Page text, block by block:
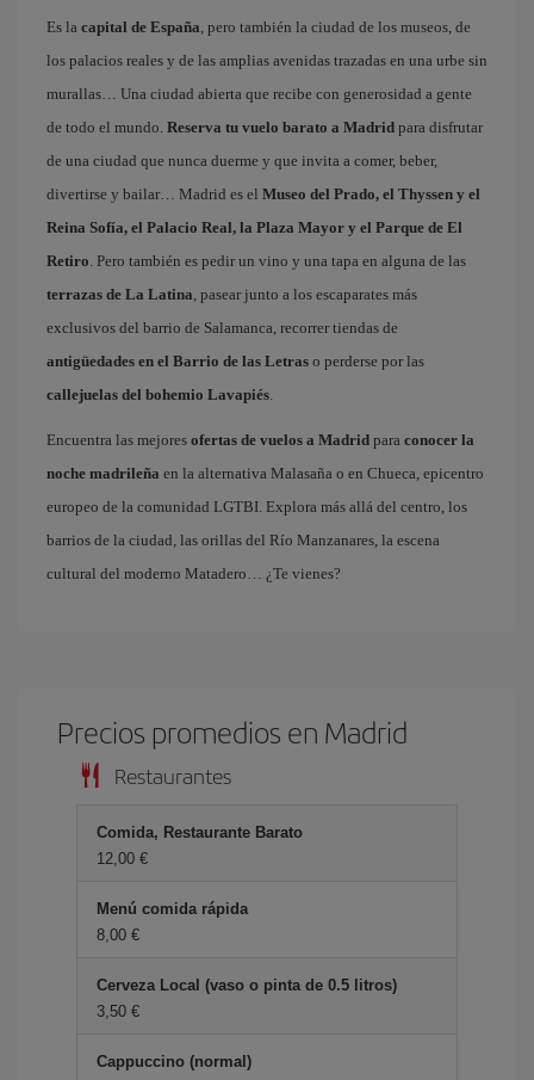
Es la capital de España, pero también la ciudad de los museos, de
los palacios reales y de las amplias avenidas trazadas en una urbe sin
murallas… Una ciudad abierta que recibe con generosidad a gente
de todo el mundo. Reserva tu vuelo barato a Madrid para disfrutar
de una ciudad que nunca duerme y que invita a comer, beber,
divertirse y bailar… Madrid es el Museo del Prado, el Thyssen y el
Reina Sofía, el Palacio Real, la Plaza Mayor y el Parque de El
Retiro. Pero también es pedir un vino y una tapa en alguna de las
terrazas de La Latina, pasear junto a los escaparates más
exclusivos del barrio de Salamanca, recorrer tiendas de
antigüedades en el Barrio de las Letras o perderse por las
callejuelas del bohemio Lavapiés.
Encuentra las mejores ofertas de vuelos a Madrid para conocer la
noche madrileña en la alternativa Malasaña o en Chueca, epicentro
europeo de la comunidad LGTBI. Explora más allá del centro, los
barrios de la ciudad, las orillas del Río Manzanares, la escena
cultural del moderno Matadero… ¿Te vienes?
Precios promedios en Madrid
Restaurantes
Comida, Restaurante Barato
12,00 €
Menú comida rápida
8,00 €
Cerveza Local (vaso o pinta de 0.5 litros)
3,50 €
Cappuccino (normal)